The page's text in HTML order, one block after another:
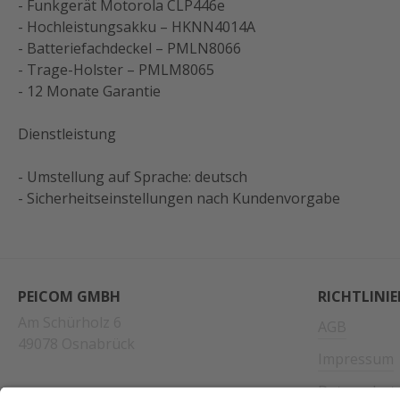
- Funkgerät Motorola CLP446e
- Hochleistungsakku – HKNN4014A
- Batteriefachdeckel – PMLN8066
- Trage-Holster – PMLM8065
- 12 Monate Garantie
Dienstleistung
- Umstellung auf Sprache: deutsch
- Sicherheitseinstellungen nach Kundenvorgabe
PEICOM GMBH